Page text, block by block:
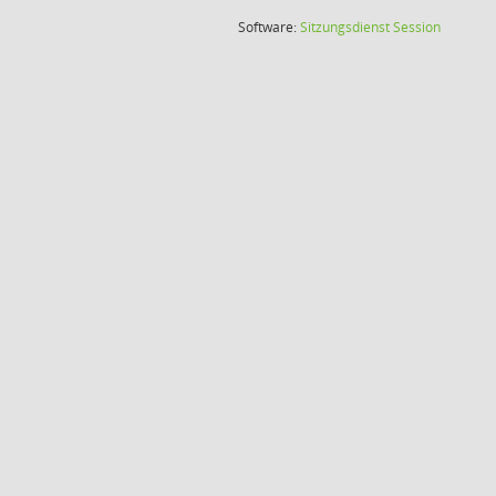
Software:SitzungsdienstSession(Wird in